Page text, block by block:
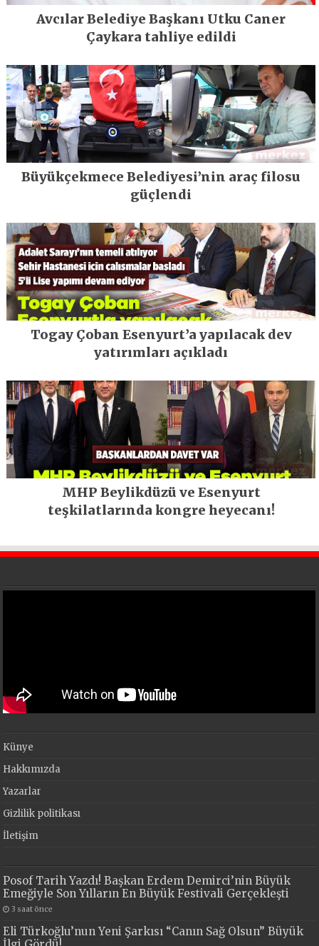
Avcılar Belediye Başkanı Utku Caner
Çaykara tahliye edildi
Büyükçekmece Belediyesi’nin araç filosu
güçlendi
Togay Çoban Esenyurt’a yapılacak dev
yatırımları açıkladı
MHP Beylikdüzü ve Esenyurt
teşkilatlarında kongre heyecanı!
Künye
Hakkımızda
Yazarlar
Gizlilik politikası
İletişim
Posof Tarih Yazdı! Başkan Erdem Demirci’nin Büyük
Emeğiyle Son Yılların En Büyük Festivali Gerçekleşti
3 saat önce
Eli Türkoğlu’nun Yeni Şarkısı “Canın Sağ Olsun” Büyük